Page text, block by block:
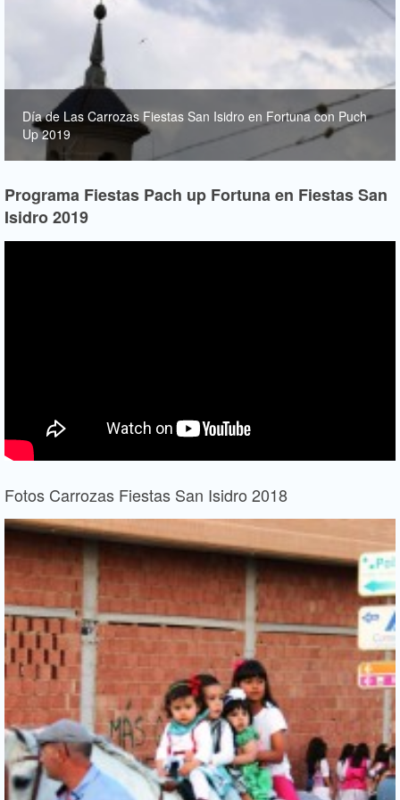
Día de Las Carrozas Fiestas San Isidro en Fortuna con Puch
Up 2019
Programa Fiestas Pach up Fortuna en Fiestas San
Isidro 2019
Fotos Carrozas Fiestas San Isidro 2018